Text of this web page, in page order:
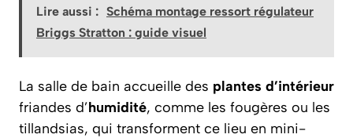
Lire aussi : Schéma montage ressort régulateur
Briggs Stratton : guide visuel
La salle de bain accueille des plantes d’intérieur
friandes d’humidité, comme les fougères ou les
tillandsias, qui transforment ce lieu en mini-